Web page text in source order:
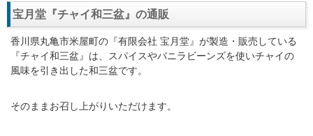
宝月堂『チャイ和三盆』の通販
香川県丸亀市米屋町の『有限会社 宝月堂』が製造・販売している
『チャイ和三盆』は、スパイスやバニラビーンズを使いチャイの
風味を引き出した和三盆です。
そのままお召し上がりいただけます。